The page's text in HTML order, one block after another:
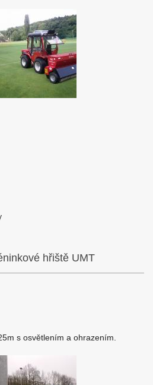
hřiště UMT
s osvětlením a ohrazením.